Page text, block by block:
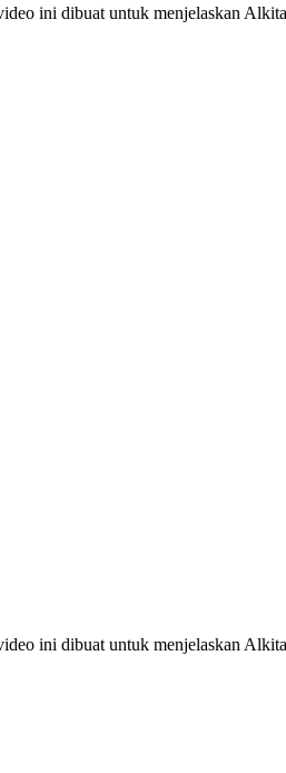
ini dibuat untuk menjelaskan
ini dibuat untuk menjelaskan